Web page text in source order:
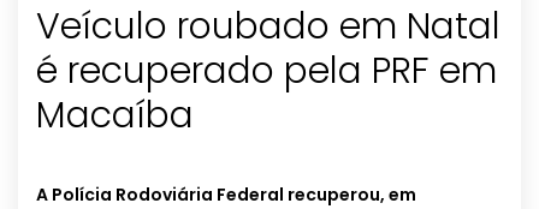
Veículo roubado em Natal
é recuperado pela PRF em
Macaíba
A Polícia Rodoviária Federal recuperou, em